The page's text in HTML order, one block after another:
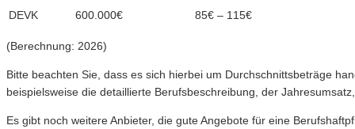
DEVK
600.000€ 85€ – 115€
(Berechnung: 2026)
Bitte beachten Sie, dass es sich hierbei um Durchschnittsbeträge
beispielsweise die detaillierte Berufsbeschreibung, der
Es gibt noch weitere Anbieter, die gute Angebote für eine